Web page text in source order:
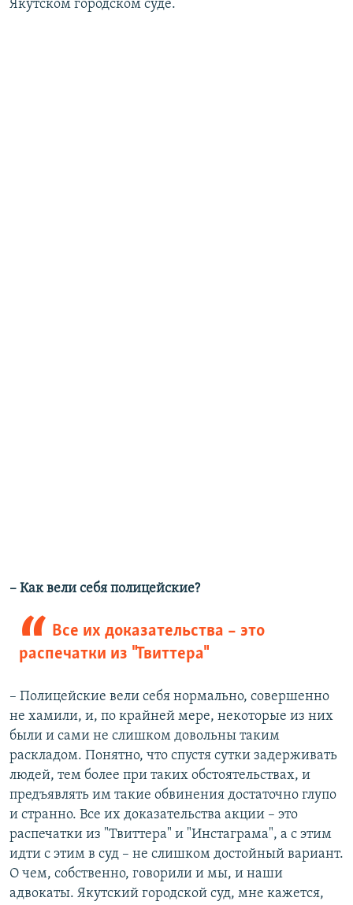
Якутском городском суде.
– ​Как вели себя полицейские?
Все их доказательства – это
распечатки из "Твиттера"
– Полицейские вели себя нормально, совершенно
не хамили, и, по крайней мере, некоторые из них
были и сами не слишком довольны таким
раскладом. Понятно, что спустя сутки задерживать
людей, тем более при таких обстоятельствах, и
предъявлять им такие обвинения достаточно глупо
и странно. Все их доказательства акции – это
распечатки из "Твиттера" и "Инстаграма", а с этим
идти с этим в суд – не слишком достойный вариант.
О чем, собственно, говорили и мы, и наши
адвокаты. Якутский городской суд, мне кажется,